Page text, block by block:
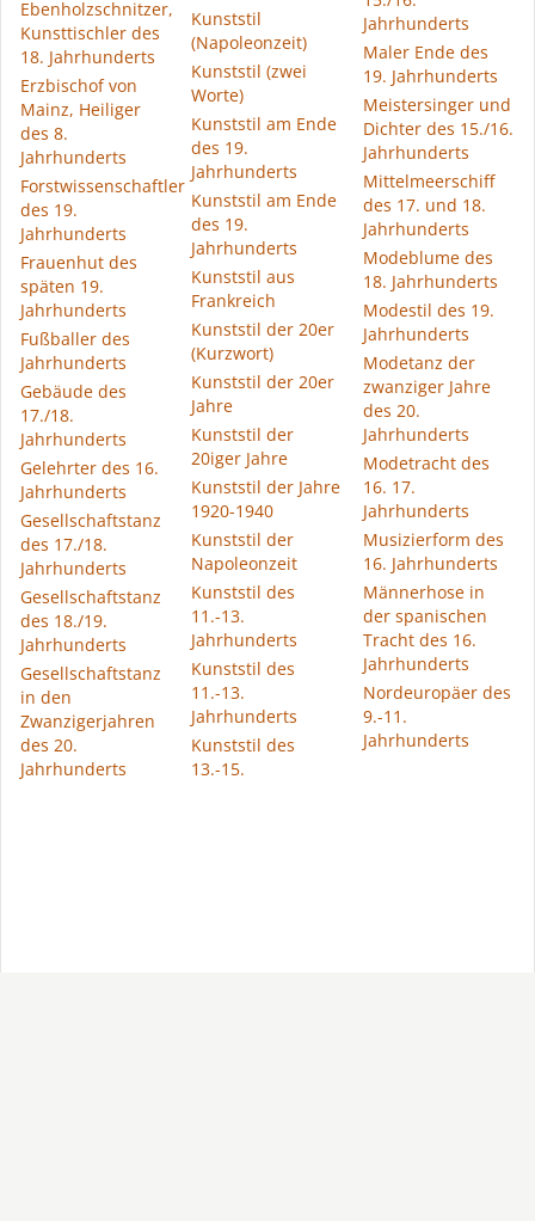
Ebenholzschnitzer,
Kunsttischler des
18. Jahrhunderts
Erzbischof von
Mainz, Heiliger
des 8.
Jahrhunderts
Forstwissenschaftler
des 19.
Jahrhunderts
Frauenhut des
späten 19.
Jahrhunderts
Fußballer des
Jahrhunderts
Gebäude des
17./18.
Jahrhunderts
Gelehrter des 16.
Jahrhunderts
Gesellschaftstanz
des 17./18.
Jahrhunderts
Gesellschaftstanz
des 18./19.
Jahrhunderts
Gesellschaftstanz
in den
Zwanzigerjahren
des 20.
Jahrhunderts
Kunststil
(Napoleonzeit)
Kunststil (zwei
Worte)
Kunststil am Ende
des 19.
Jahrhunderts
Kunststil am Ende
des 19.
Jahrhunderts
Kunststil aus
Frankreich
Kunststil der 20er
(Kurzwort)
Kunststil der 20er
Jahre
Kunststil der
20iger Jahre
Kunststil der Jahre
1920-1940
Kunststil der
Napoleonzeit
Kunststil des
11.-13.
Jahrhunderts
Kunststil des
11.-13.
Jahrhunderts
Kunststil des
13.-15.
Jahrhunderts
Maler Ende des
19. Jahrhunderts
Meistersinger und
Dichter des 15./16.
Jahrhunderts
Mittelmeerschiff
des 17. und 18.
Jahrhunderts
Modeblume des
18. Jahrhunderts
Modestil des 19.
Jahrhunderts
Modetanz der
zwanziger Jahre
des 20.
Jahrhunderts
Modetracht des
16. 17.
Jahrhunderts
Musizierform des
16. Jahrhunderts
Männerhose in
der spanischen
Tracht des 16.
Jahrhunderts
Nordeuropäer des
9.-11.
Jahrhunderts